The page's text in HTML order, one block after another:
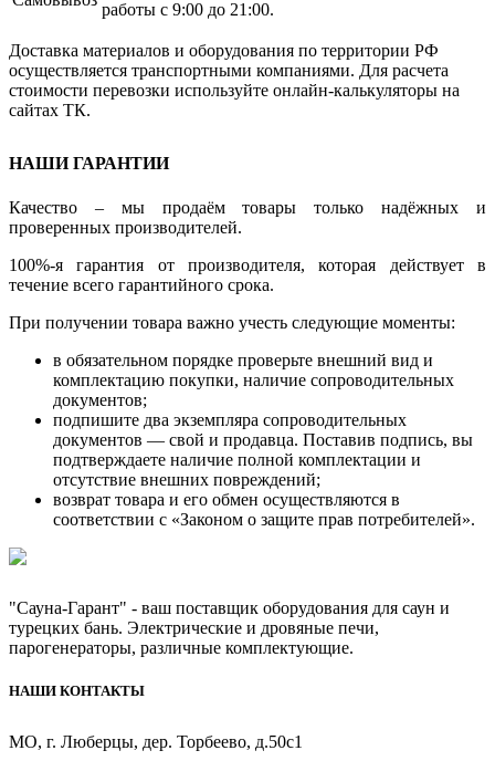
работы с 9:00 до 21:00.
Доставка материалов и оборудования по территории РФ
осуществляется транспортными компаниями. Для расчета
стоимости перевозки используйте онлайн-калькуляторы на
сайтах ТК.
НАШИ ГАРАНТИИ
Качество – мы продаём товары только надёжных и
проверенных производителей.
100%-я гарантия от производителя, которая действует в
течение всего гарантийного срока.
При получении товара важно учесть следующие моменты:
в обязательном порядке проверьте внешний вид и
комплектацию покупки, наличие сопроводительных
документов;
подпишите два экземпляра сопроводительных
документов — свой и продавца. Поставив подпись, вы
подтверждаете наличие полной комплектации и
отсутствие внешних повреждений;
возврат товара и его обмен осуществляются в
соответствии с «Законом о защите прав потребителей».
"Сауна-Гарант" - ваш поставщик оборудования для саун и
турецких бань. Электрические и дровяные печи,
парогенераторы, различные комплектующие.
НАШИ КОНТАКТЫ
МО, г. Люберцы, дер. Торбеево, д.50с1